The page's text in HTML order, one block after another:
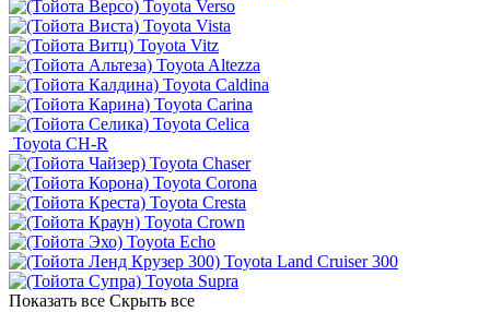
Toyota Verso
Toyota Vista
Toyota Vitz
Toyota Altezza
Toyota Caldina
Toyota Carina
Toyota Celica
Toyota CH-R
Toyota Chaser
Toyota Corona
Toyota Cresta
Toyota Crown
Toyota Echo
Toyota Land Cruiser 300
Toyota Supra
Показать все Скрыть все